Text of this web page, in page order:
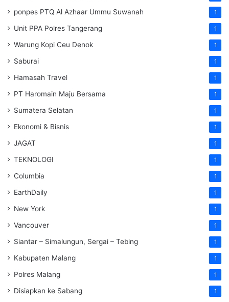
ponpes PTQ Al Azhaar Ummu Suwanah 1
Unit PPA Polres Tangerang 1
Warung Kopi Ceu Denok 1
Saburai 1
Hamasah Travel 1
PT Haromain Maju Bersama 1
Sumatera Selatan 1
Ekonomi & Bisnis 1
JAGAT 1
TEKNOLOGI 1
Columbia 1
EarthDaily 1
New York 1
Vancouver 1
Siantar – Simalungun, Sergai – Tebing 1
Kabupaten Malang 1
Polres Malang 1
Disiapkan ke Sabang 1